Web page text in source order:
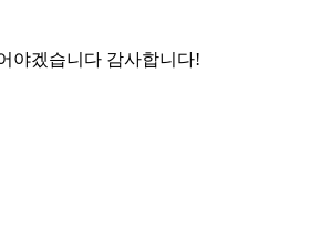
야겠습니다 감사합니다!